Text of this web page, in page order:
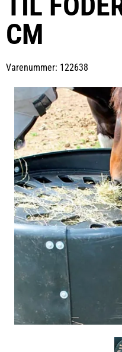
CM
Varenummer: 122638